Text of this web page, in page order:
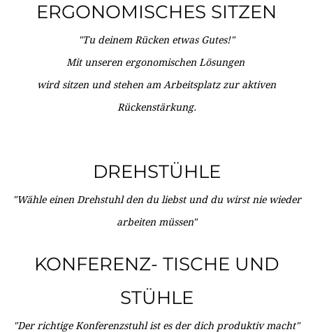
ERGONOMISCHES SITZEN
"Tu deinem Rücken etwas Gutes!"
Mit unseren ergonomischen Lösungen
wird sitzen und stehen am Arbeitsplatz zur aktiven
Rückenstärkung.
DREHSTÜHLE
"Wähle einen Drehstuhl den du liebst und du wirst nie wieder
arbeiten müssen"
KONFERENZ- TISCHE UND
STÜHLE
"Der richtige Konferenzstuhl ist es der dich produktiv macht"